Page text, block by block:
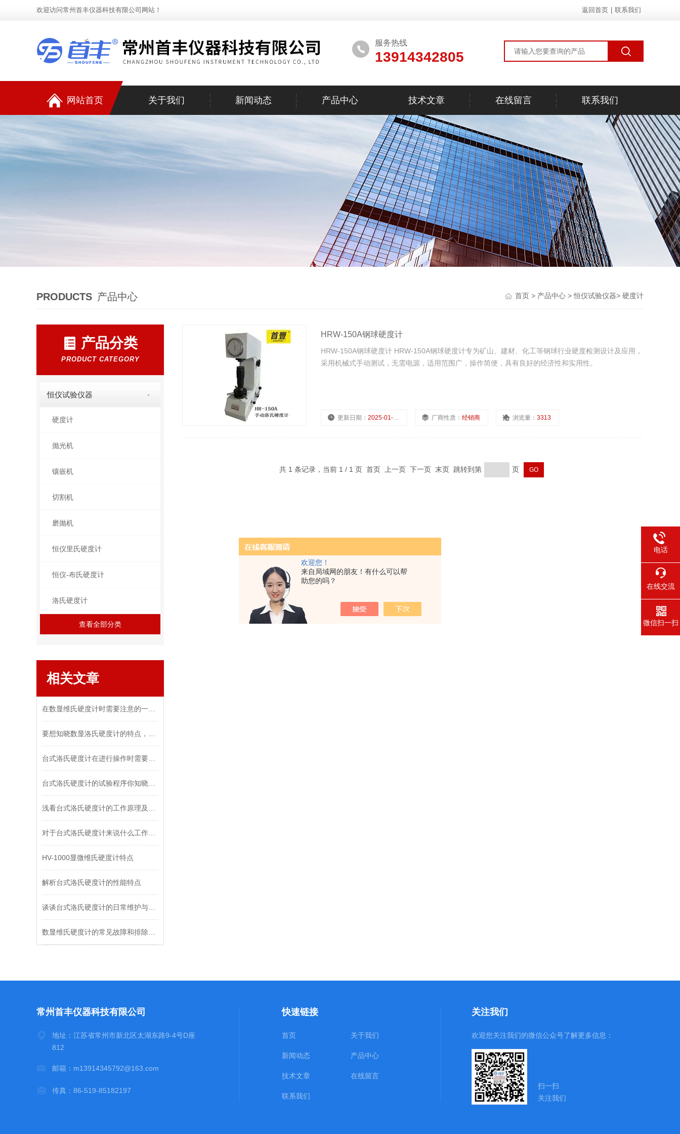
欢迎您！
来自局域网的朋友！有什么可以帮
助您的吗？
欢迎访问常州首丰仪器科技有限公司网站！ 返回首页 联系我们
服务热线
13914342805
网站首页 关于我们 新闻动态 产品中心 技术文章 在线留言 联系我们
PRODUCTS 产品中心 首页 > 产品中心 >恒仪试验仪器> 硬度计
产品分类
PRODUCT CATEGORY
恒仪试验仪器
硬度计
抛光机
镶嵌机
切割机
磨抛机
恒仪里氏硬度计
恒仪-布氏硬度计
洛氏硬度计
查看全部分类
相关文章
HV-1000显微维氏硬度计特点
解析台式洛氏硬度计的性能特点
HRW-150A钢球硬度计
HRW-150A钢球硬度计 HRW-150A钢球硬度计专为矿山、建材、化工等钢球行业硬度检测设计及应用，
采用机械式手动测试，无需电源，适用范围广，操作简便，具有良好的经济性和实用性。
更新日期： 2025-01-11 厂商性质： 经销商 浏览量： 3313
共 1 条记录，当前 1 / 1 页 首页 上一页 下一页 末页 跳转到第 页
常州首丰仪器科技有限公司
地址：江苏省常州市新北区太湖东路9-4号D座
812
邮箱：m13914345792@163.com
传真：86-519-85182197
快速链接
首页 关于我们
新闻动态 产品中心
技术文章 在线留言
联系我们
关注我们
欢迎您关注我们的微信公众号了解更多信息：
扫一扫
关注我们
电话
在线交流
微信扫一扫